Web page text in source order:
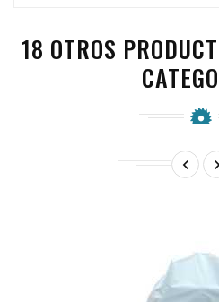
18 OTROS
 